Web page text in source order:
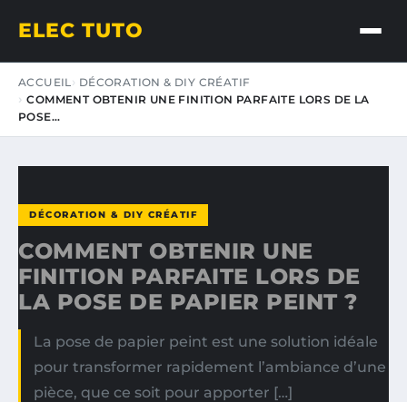
ELEC TUTO
ACCUEIL
DÉCORATION & DIY CRÉATIF
COMMENT OBTENIR UNE FINITION PARFAITE LORS DE LA
POSE…
DÉCORATION & DIY CRÉATIF
COMMENT OBTENIR UNE
FINITION PARFAITE LORS DE
LA POSE DE PAPIER PEINT ?
La pose de papier peint est une solution idéale
pour transformer rapidement l’ambiance d’une
pièce, que ce soit pour apporter […]